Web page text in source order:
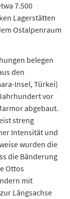
7.500
Lagerstätten
Ostalpenraum
belegen
den
Insel, Türkei)
vor
abgebaut.
streng
Intensität und
wurden die
die Bänderung
Ottos
mit
Längsachse